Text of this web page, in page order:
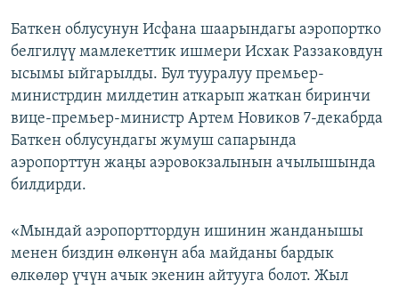
Баткен облусунун Исфана шаарындагы аэропортко
белгилүү мамлекеттик ишмери Исхак Раззаковдун
ысымы ыйгарылды. Бул тууралуу премьер-
министрдин милдетин аткарып жаткан биринчи
вице-премьер-министр Артем Новиков 7-декабрда
Баткен облусундагы жумуш сапарында
аэропорттун жаңы аэровокзалынын ачылышында
билдирди.
«Мындай аэропорттордун ишинин жанданышы
менен биздин өлкөнүн аба майданы бардык
өлкөлөр үчүн ачык экенин айтууга болот. Жыл